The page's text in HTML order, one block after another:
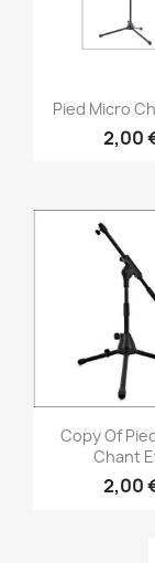

Pied Micro
2,00

Copy Of
Chant
2,00